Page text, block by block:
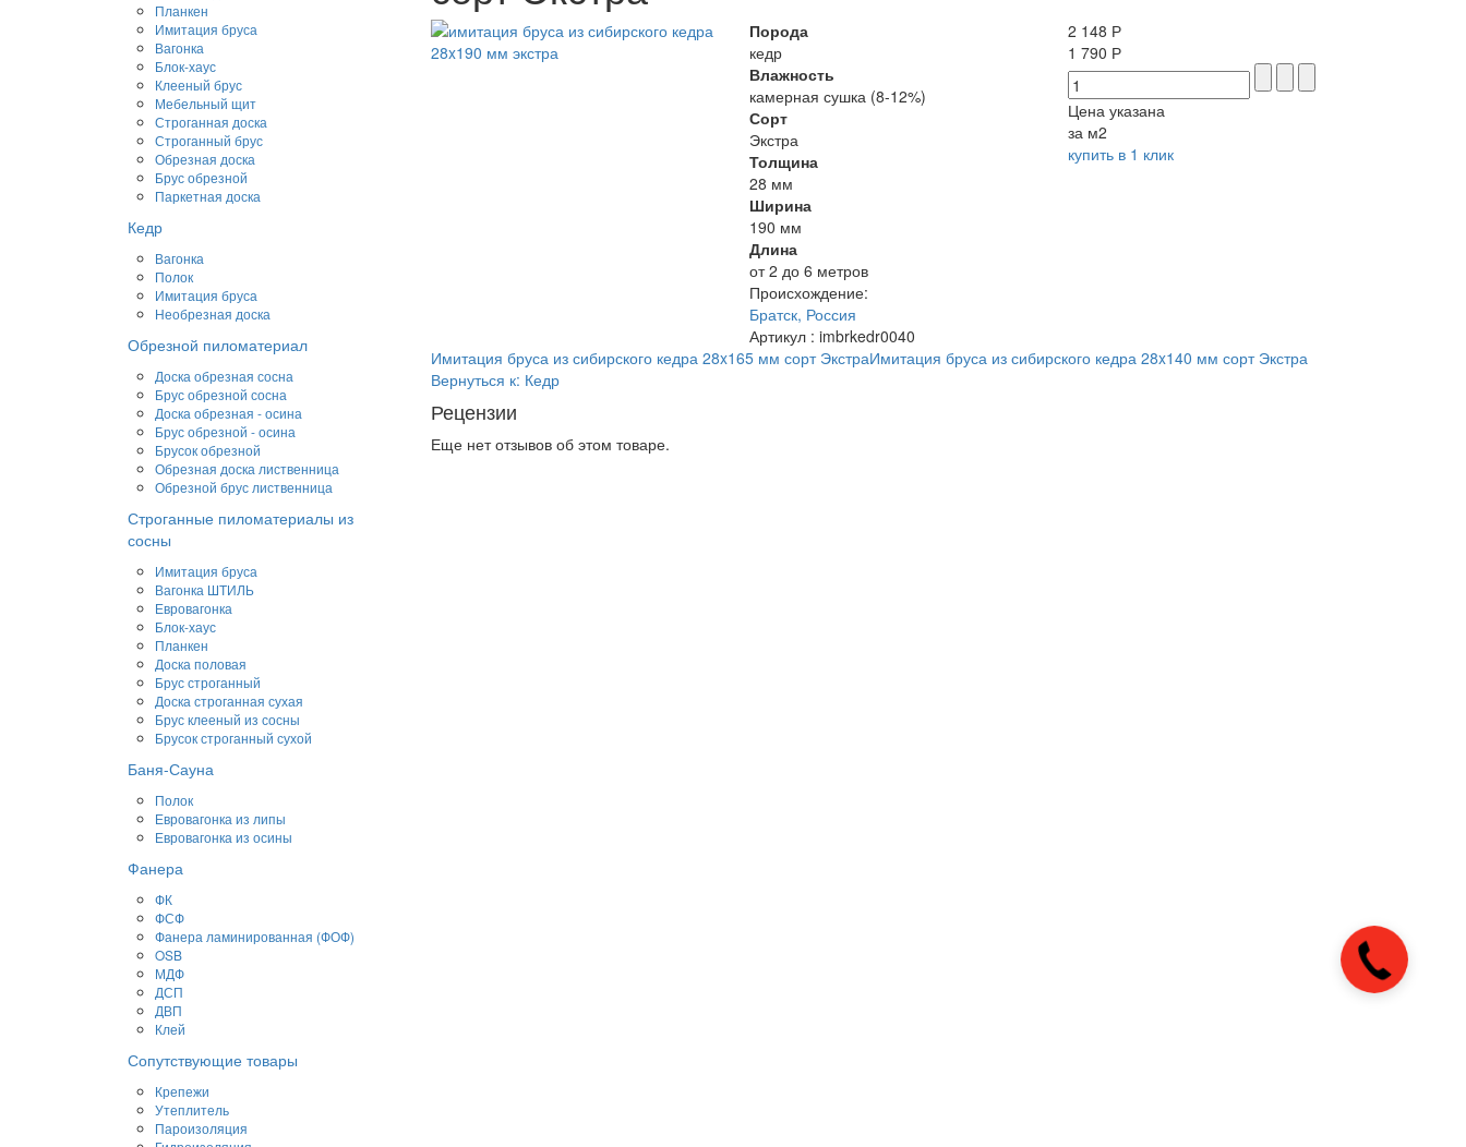
Порода
кедр
Влажность
камерная сушка (8-12%)
Сорт
Экстра
Толщина
28 мм
Ширина
190 мм
Длина
от 2 до 6 метров
Происхождение:
Братск, Россия
Артикул: imbrkedr0040
2 148 Р
1 790 Р
Цена указана
за м2
купить в 1 клик
Имитация бруса из сибирского кедра 28x165 мм сорт ЭкстраИмитация бруса из сибирского кедра 28x140 мм сорт Экстра
Вернуться к: Кедр
Рецензии
Еще нет отзывов об этом товаре.
Планкен
Имитация бруса
Вагонка
Блок-хаус
Клееный брус
Мебельный щит
Строганная доска
Строганный брус
Обрезная доска
Брус обрезной
Паркетная доска
Кедр
Вагонка
Полок
Имитация бруса
Необрезная доска
Обрезной пиломатериал
Доска обрезная сосна
Брус обрезной сосна
Доска обрезная - осина
Брус обрезной - осина
Брусок обрезной
Обрезная доска лиственница
Обрезной брус лиственница
Строганные пиломатериалы из
сосны
Имитация бруса
Вагонка ШТИЛЬ
Евровагонка
Блок-хаус
Планкен
Доска половая
Брус строганный
Доска строганная сухая
Брус клееный из сосны
Брусок строганный сухой
Баня-Сауна
Полок
Евровагонка из липы
Евровагонка из осины
Фанера
ФК
ФСФ
Фанера ламинированная (ФОФ)
OSB
МДФ
ДСП
ДВП
Клей
Сопутствующие товары
Крепежи
Утеплитель
Пароизоляция
Закажите
звонок